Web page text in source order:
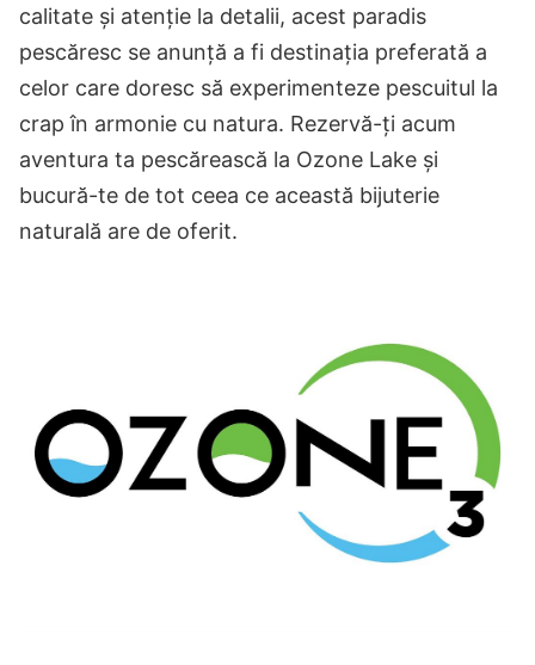
calitate și atenție la detalii, acest paradis
pescăresc se anunță a fi destinația preferată a
celor care doresc să experimenteze pescuitul la
crap în armonie cu natura. Rezervă-ți acum
aventura ta pescărească la Ozone Lake și
bucură-te de tot ceea ce această bijuterie
naturală are de oferit.